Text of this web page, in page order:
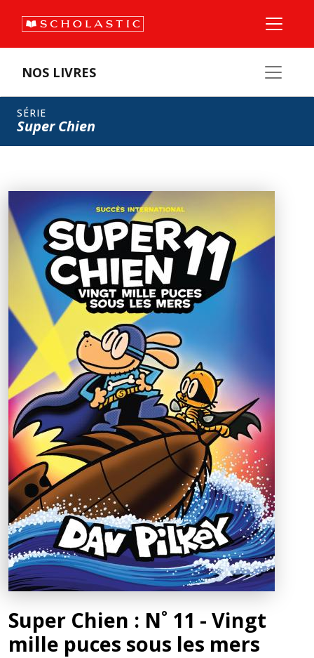
NOS LIVRES
SÉRIE
Super Chien
Super Chien : N˚ 11 - Vingt
mille puces sous les mers